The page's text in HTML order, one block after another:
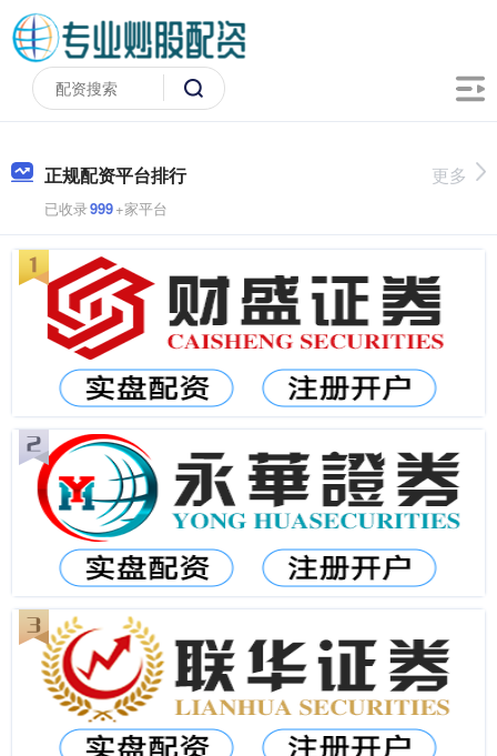
正规配资平台排行
已收录999+家平台
更多